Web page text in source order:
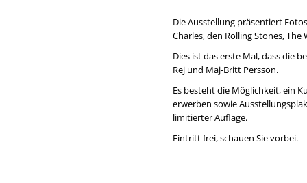
Die Ausstellung präsentiert
Charles, den Rolling Stones,
Dies ist das erste Mal, dass die
Rej und Maj-Britt Persson.
Es besteht die Möglichkeit, ein
erwerben sowie
limitierter Auflage.
Eintritt frei, schauen Sie vorbei.